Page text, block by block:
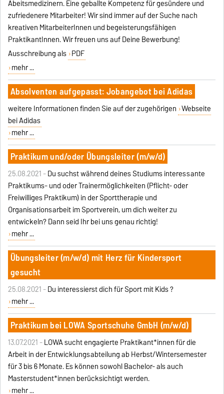
Abeitsmedizinern. Eine geballte Kompetenz für gesündere und
zufriedenere Mitarbeiter! Wir sind immer auf der Suche nach
kreativen MitarbeiterInnen und begeisterungsfähigen
PraktikantInnen. Wir freuen uns auf Deine Bewerbung!
Ausschreibung als PDF
mehr ...
Absolventen aufgepasst: Jobangebot bei Adidas
weitere Informationen finden Sie auf der zugehörigen Webseite
bei Adidas
mehr ...
Praktikum und/oder Übungsleiter (m/w/d)
25.08.2021 -Du suchst während deines Studiums interessante
Praktikums- und oder Trainermöglichkeiten (Pflicht- oder
Freiwilliges Praktikum) in der Sporttherapie und
Organisationsarbeit im Sportverein, um dich weiter zu
entwickeln? Dann seid Ihr bei uns genau richtig!
mehr ...
Übungsleiter (m/w/d) mit Herz für Kindersport
gesucht
25.08.2021 -Du interessierst dich für Sport mit Kids ?
mehr ...
Praktikum bei LOWA Sportschuhe GmbH (m/w/d)
13.07.2021 -LOWA sucht engagierte Praktikant*innen für die
Arbeit in der Entwicklungsabteilung ab Herbst/Wintersemester
für 3 bis 6 Monate. Es können sowohl Bachelor- als auch
Masterstudent*innen berücksichtigt werden.
mehr ...